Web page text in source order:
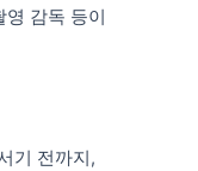
감독 등이
기 전까지,